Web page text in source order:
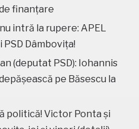
finanțare
intră la rupere: APEL
Dâmbovița!
(deputat PSD): Iohannis
pe Băsescu la
politică! Victor Ponta și